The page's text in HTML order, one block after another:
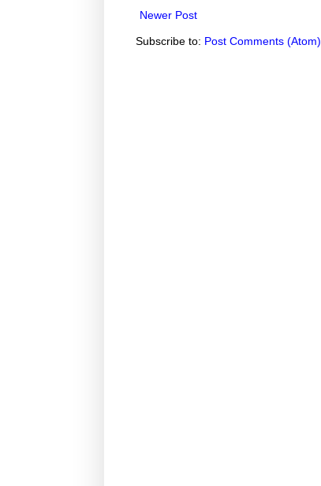
Newer Post
Subscribe to: Post Comments (Atom)